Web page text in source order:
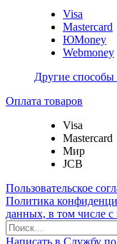
Visa
Mastercard
ЮMoney
Webmoney
Другие
Оплата товаров
Visa
Mastercard
Мир
JCB
Пользовательское
Политика
данных, в том числе
Написать в Службу